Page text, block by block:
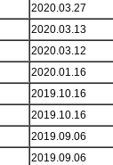
2020.03.27
2020.03.13
2020.03.12
2020.01.16
2019.10.16
2019.10.16
2019.09.06
2019.09.06